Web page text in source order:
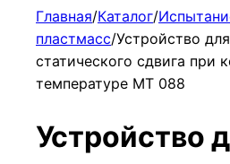
Главная/Каталог/
пластмасс/Устройство
статического сдвига при
температуре МТ 088
Устройство